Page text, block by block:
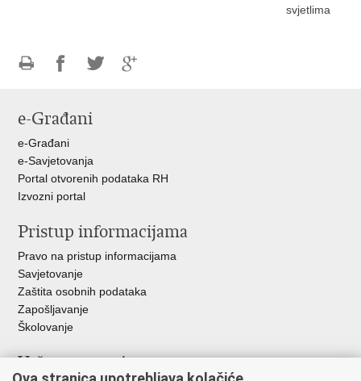
svjetlima
FacebookuTwitteru
e-Građani
e-Građani
e-Savjetovanja
Portal otvorenih podataka RH
Izvozni portal
Pristup informacijama
Pravo na pristup informacijama
Savjetovanje
Zaštita osobnih podataka
Zapošljavanje
Školovanje
Važne poveznice